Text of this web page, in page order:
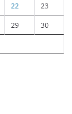
22 23
29 30